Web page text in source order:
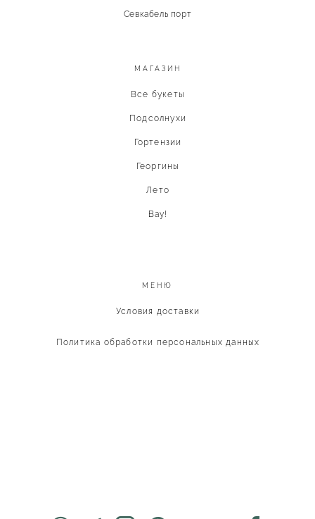
Севкабель порт
МАГАЗИН
Все букеты
Подсолнухи
Гортензии
Георгины
Лето
Вау!
МЕНЮ
Условия доставки
Политика обработки персональных данных